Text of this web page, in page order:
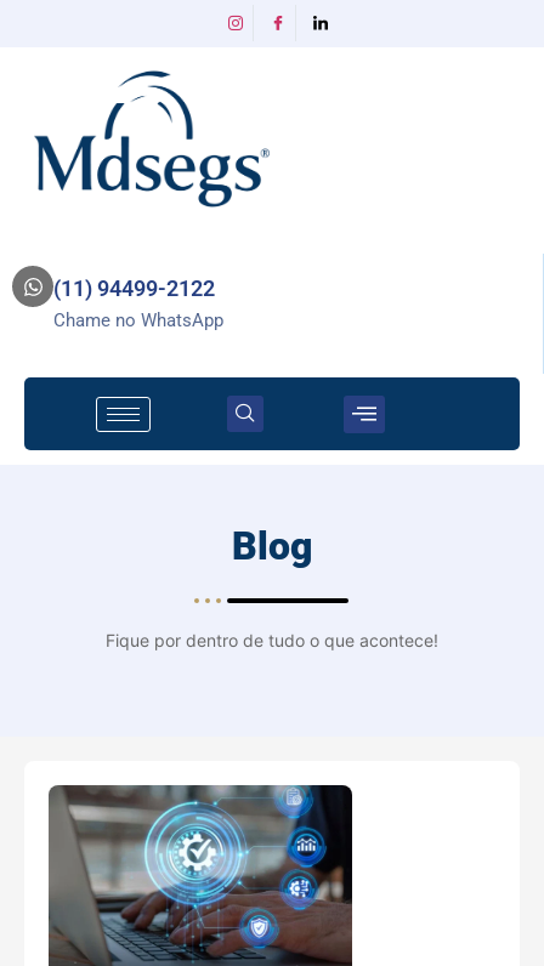
(11) 94499-2122
Chame no WhatsApp
Blog
Fique por dentro de tudo o que acontece!